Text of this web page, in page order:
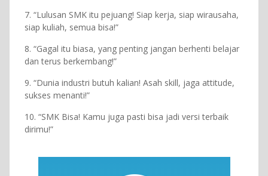
7. “Lulusan SMK itu pejuang! Siap kerja, siap wirausaha,
siap kuliah, semua bisa!”
8. “Gagal itu biasa, yang penting jangan berhenti belajar
dan terus berkembang!”
9. “Dunia industri butuh kalian! Asah skill, jaga attitude,
sukses menanti!”
10. “SMK Bisa! Kamu juga pasti bisa jadi versi terbaik
dirimu!”